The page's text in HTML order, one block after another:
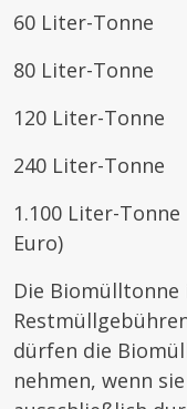
60 Liter-Tonne
80 Liter-Tonne
120 Liter-
240 Liter-Tonne
1.100 Liter-
Euro)
Die
dürfen die
nehmen, wenn